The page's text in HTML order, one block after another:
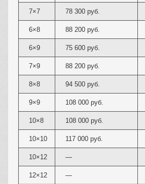
7×7 78 300 руб.
6×8 88 200 руб.
6×9 75 600 руб.
7×9 88 200 руб.
8×8 94 500 руб.
9×9 108 000 руб.
10×8 108 000 руб.
10×10 117 000 руб.
10×12 —
12×12 —